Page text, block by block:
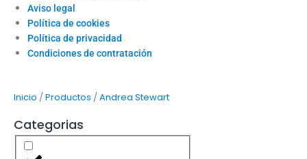
Aviso legal
Política de cookies
Política de privacidad
Condiciones de contratación
Inicio /Productos /Andrea Stewart
Categorias